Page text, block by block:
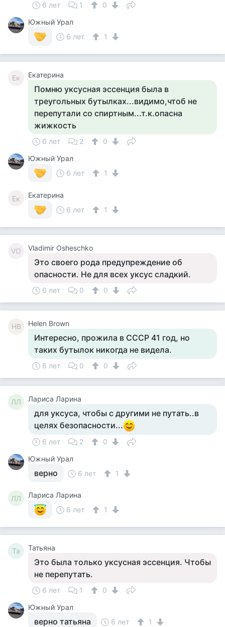
6 лет 1
0
Южный Урал
6 лет
1
Ек Екатерина
Помню уксусная эссенция была в
треугольных бутылках...видимо,чтоб не
перепутали со спиртным...т.к.опасна
жижкость
6 лет 2
0
Южный Урал
6 лет
1
Ек
Екатерина
6 лет
1
VO Vladimir Osheschko
Это своего рода предупреждение об
опасности. Не для всех уксус сладкий.
6 лет 0 0
HB Helen Brown
Интересно, прожила в СССР 41 год, но
таких бутылок никогда не видела.
6 лет 0 0
ЛЛ Лариса Ларина
для уксуса, чтобы с другими не путать..в
целях безопасности...
6 лет 2
0
Южный Урал
верно 6 лет 1
ЛЛ
Лариса Ларина
6 лет
1
Та Татьяна
Это была только уксусная эссенция. Чтобы
не перепутать.
6 лет 1
0
Южный Урал
верно татьяна 6 лет 1